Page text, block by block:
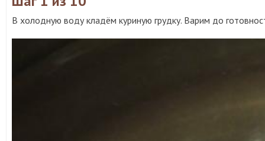
В холодную воду кладём куриную грудку. Варим до